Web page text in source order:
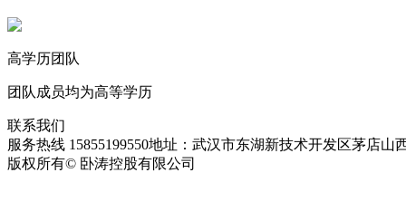
高学历团队
团队成员均为高等学历
联系我们
服务热线 15855199550地址：武汉市东湖新技术开发区茅店山
版权所有© 卧涛控股有限公司